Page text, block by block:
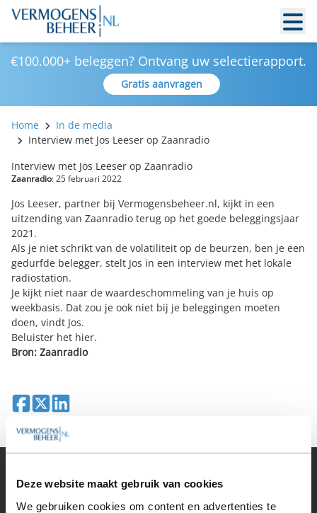
Deze website maakt gebruik van cookies
We gebruiken cookies om content en advertenties te
€100.000+ beleggen? Ontvang uw selectierapport.
Gratis aanvragen
Home
In de media
Interview met Jos Leeser op Zaanradio
Interview met Jos Leeser op Zaanradio
Zaanradio: 25 februari 2022
Jos Leeser, partner bij Vermogensbeheer.nl, kijkt in een
uitzending van Zaanradio terug op het goede beleggingsjaar
2021.
Als je niet schrikt van de volatiliteit op de beurzen, ben je een
gedurfde belegger, stelt Jos in een interview met het lokale
radiostation.
Je kijkt niet naar de waardeschommeling van je huis op
weekbasis. Dat zou je ook niet bij je beleggingen moeten
doen, vindt Jos.
Beluister het hier.
Bron: Zaanradio
Deel op Facebook
Deel op XDeel op LinkedIn
Vermogensbeheer
Alle vermogensbeheerders in Nederland